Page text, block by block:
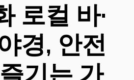
로컬 바·
경, 안전
기는 가